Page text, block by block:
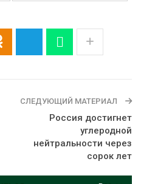
СЛЕДУЮЩИЙ МАТЕРИАЛ
Россия достигнет
углеродной
нейтральности через
сорок лет